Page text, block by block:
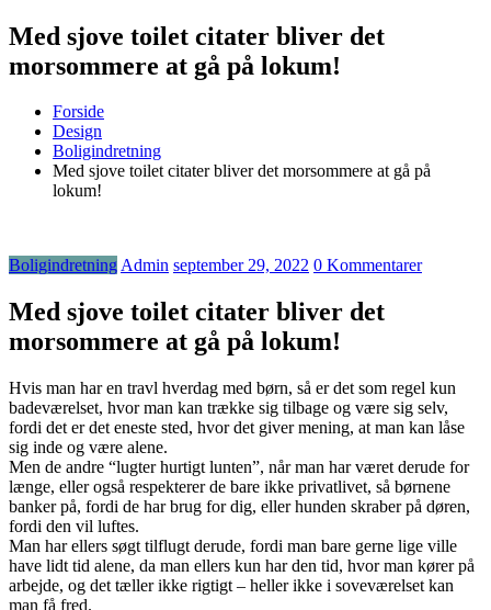
Med sjove toilet citater bliver det
morsommere at gå på lokum!
Forside
Design
Boligindretning
Med sjove toilet citater bliver det morsommere at gå på
lokum!
BoligindretningAdmin september 29, 2022 0 Kommentarer
Med sjove toilet citater bliver det
morsommere at gå på lokum!
Hvis man har en travl hverdag med børn, så er det som regel kun
badeværelset, hvor man kan trække sig tilbage og være sig selv,
fordi det er det eneste sted, hvor det giver mening, at man kan låse
sig inde og være alene.
Men de andre “lugter hurtigt lunten”, når man har været derude for
længe, eller også respekterer de bare ikke privatlivet, så børnene
banker på, fordi de har brug for dig, eller hunden skraber på døren,
fordi den vil luftes.
Man har ellers søgt tilflugt derude, fordi man bare gerne lige ville
have lidt tid alene, da man ellers kun har den tid, hvor man kører på
arbejde, og det tæller ikke rigtigt – heller ikke i soveværelset kan
man få fred.